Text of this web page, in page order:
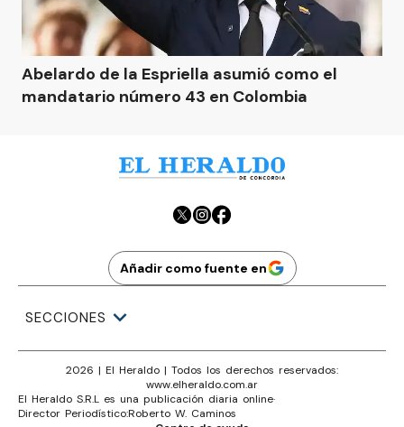
Abelardo de la Espriella asumió como el
mandatario número 43 en Colombia
Añadir como fuente en
SECCIONES
2026 | El Heraldo | Todos los derechos reservados:
www.elheraldo.com.ar
El Heraldo S.R.L es una publicación diaria online·
Director Periodístico:Roberto W. Caminos